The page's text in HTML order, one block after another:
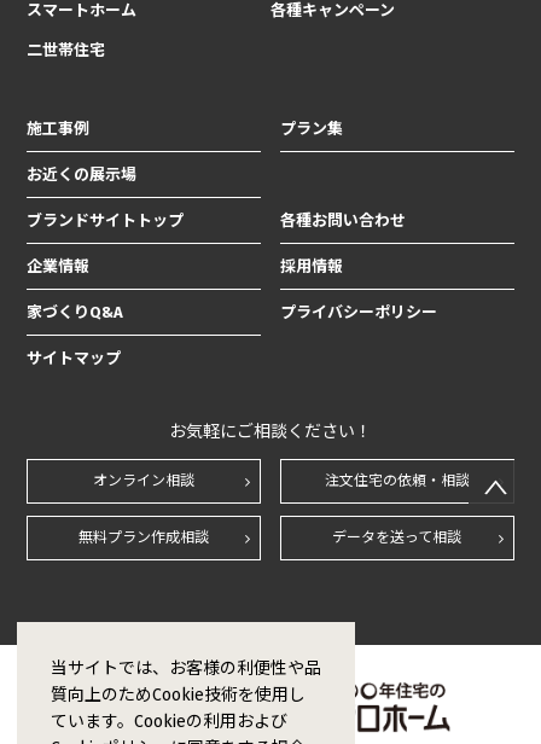
スマートホーム
二世帯住宅
各種キャンペーン
施工事例 プラン集
お近くの展示場
ブランドサイトトップ 各種お問い合わせ
企業情報 採用情報
家づくりQ&A プライバシーポリシー
サイトマップ
お気軽にご相談ください！
オンライン相談 注文住宅の依頼・相談
無料プラン作成相談 データを送って相談
当サイトでは、お客様の利便性や品
質向上のためCookie技術を使用し
ています。Cookieの利用および